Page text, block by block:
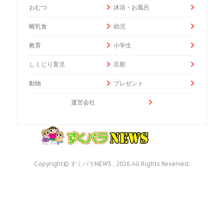
おむつ 沐浴・お風呂
離乳食 幼児
教育 小学生
しくじり育児 旦那
動物 プレゼント
運営会社
Copyright© すくパラNEWS , 2026 All Rights Reserved.